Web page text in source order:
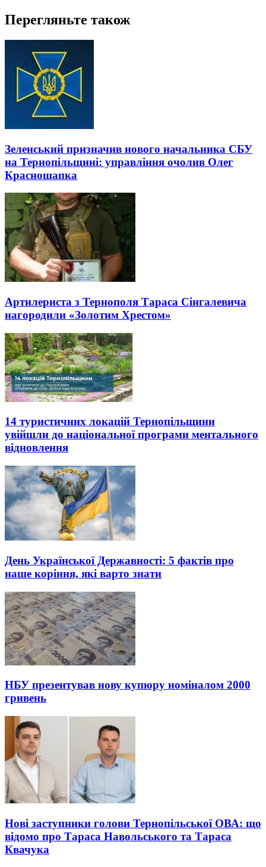
Перегляньте також
Зеленський призначив нового начальника СБУ
на Тернопільщині: управління очолив Олег
Красношапка
Артилериста з Тернополя Тараса Сінгалевича
нагородили «Золотим Хрестом»
14 туристичних локацій Тернопільщини
увійшли до національної програми ментального
відновлення
День Української Державності: 5 фактів про
наше коріння, які варто знати
НБУ презентував нову купюру номіналом 2000
гривень
Нові заступники голови Тернопільської ОВА: що
відомо про Тараса Навольського та Тараса
Квачука